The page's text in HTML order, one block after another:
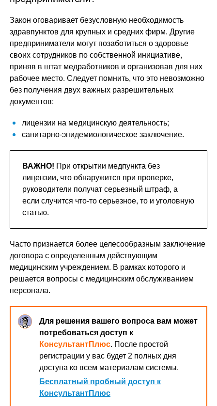
Закон оговаривает безусловную необходимость
здравпунктов для крупных и средних фирм. Другие
предприниматели могут позаботиться о здоровье
своих сотрудников по собственной инициативе,
приняв в штат медработников и организовав для них
рабочее место. Следует помнить, что это невозможно
без получения двух важных разрешительных
документов:
лицензии на медицинскую деятельность;
санитарно-эпидемиологическое заключение.
ВАЖНО! При открытии медпункта без
лицензии, что обнаружится при проверке,
руководители получат серьезный штраф, а
если случится что-то серьезное, то и уголовную
статью.
Часто признается более целесообразным заключение
договора с определенным действующим
медицинским учреждением. В рамках которого и
решается вопросы с медицинским обслуживанием
персонала.
Для решения вашего вопроса вам может
потребоваться доступ к
КонсультантПлюс. После простой
регистрации у вас будет 2 полных дня
доступа ко всем материалам системы.
Бесплатный пробный доступ к
КонсультантПлюс